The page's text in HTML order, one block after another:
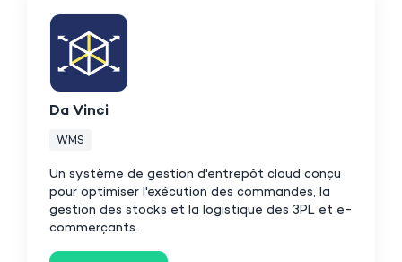
Da Vinci
WMS
Un système de gestion d'entrepôt cloud conçu
pour optimiser l'exécution des commandes, la
gestion des stocks et la logistique des 3PL et e-
commerçants.